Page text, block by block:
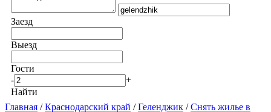
Заезд
Выезд
Гости
-
+
Найти
Главная /Краснодарский край /Геленджик /Снять жилье в